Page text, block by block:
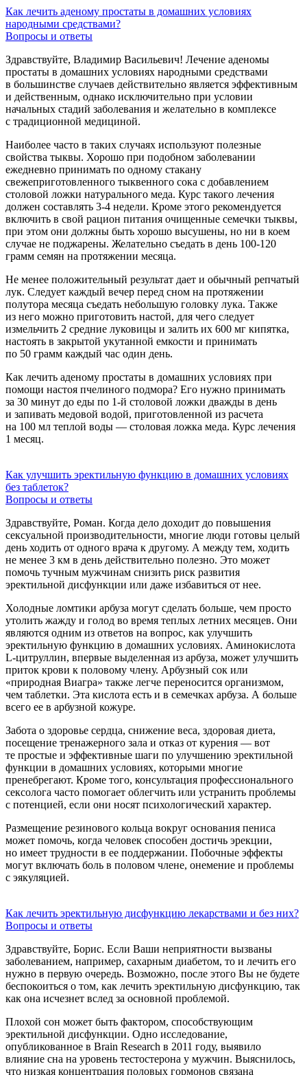
Как лечить аденому простаты в домашних условиях
народными средствами?
Вопросы и ответы
Здравствуйте, Владимир Васильевич! Лечение аденомы
простаты в домашних условиях народными средствами
в большинстве случаев действительно является эффективным
и действенным, однако исключительно при условии
начальных стадий заболевания и желательно в комплексе
с традиционной медициной.
Наиболее часто в таких случаях используют полезные
свойства тыквы. Хорошо при подобном заболевании
ежедневно принимать по одному стакану
свежеприготовленного тыквенного сока с добавлением
столовой ложки натурального меда. Курс такого лечения
должен составлять 3-4 недели. Кроме этого рекомендуется
включить в свой рацион питания очищенные семечки тыквы,
при этом они должны быть хорошо высушены, но ни в коем
случае не поджарены. Желательно съедать в день 100-120
грамм семян на протяжении месяца.
Не менее положительный результат дает и обычный репчатый
лук. Следует каждый вечер перед сном на протяжении
полутора месяца съедать небольшую головку лука. Также
из него можно приготовить настой, для чего следует
измельчить 2 средние луковицы и залить их 600 мг кипятка,
настоять в закрытой укутанной емкости и принимать
по 50 грамм каждый час один день.
Как лечить аденому простаты в домашних условиях при
помощи настоя пчелиного подмора? Его нужно принимать
за 30 минут до еды по 1-й столовой ложки дважды в день
и запивать медовой водой, приготовленной из расчета
на 100 мл теплой воды — столовая ложка меда. Курс лечения
1 месяц.
Как улучшить эректильную функцию в домашних условиях
без таблеток?
Вопросы и ответы
Здравствуйте, Роман. Когда дело доходит до повышения
сексуальной производительности, многие люди готовы целый
день ходить от одного врача к другому. А между тем, ходить
не менее 3 км в день действительно полезно. Это может
помочь тучным мужчинам снизить риск развития
эректильной дисфункции или даже избавиться от нее.
Холодные ломтики арбуза могут сделать больше, чем просто
утолить жажду и голод во время теплых летних месяцев. Они
являются одним из ответов на вопрос, как улучшить
эректильную функцию в домашних условиях. Аминокислота
L-цитруллин, впервые выделенная из арбуза, может улучшить
приток крови к половому члену. Арбузный сок или
«природная Виагра» также легче переносится организмом,
чем таблетки. Эта кислота есть и в семечках арбуза. А больше
всего ее в арбузной кожуре.
Забота о здоровье сердца, снижение веса, здоровая диета,
посещение тренажерного зала и отказ от курения — вот
те простые и эффективные шаги по улучшению эректильной
функции в домашних условиях, которыми многие
пренебрегают. Кроме того, консультация профессионального
сексолога часто помогает облегчить или устранить проблемы
с потенцией, если они носят психологический характер.
Размещение резинового кольца вокруг основания пениса
может помочь, когда человек способен достичь эрекции,
но имеет трудности в ее поддержании. Побочные эффекты
могут включать боль в половом члене, онемение и проблемы
с эякуляцией.
Как лечить эректильную дисфункцию лекарствами и без них?
Вопросы и ответы
Здравствуйте, Борис. Если Ваши неприятности вызваны
заболеванием, например, сахарным диабетом, то и лечить его
нужно в первую очередь. Возможно, после этого Вы не будете
беспокоиться о том, как лечить эректильную дисфункцию, так
как она исчезнет вслед за основной проблемой.
Плохой сон может быть фактором, способствующим
эректильной дисфункции. Одно исследование,
опубликованное в Brain Research в 2011 году, выявило
влияние сна на уровень тестостерона у мужчин. Выяснилось,
что низкая концентрация половых гормонов связана